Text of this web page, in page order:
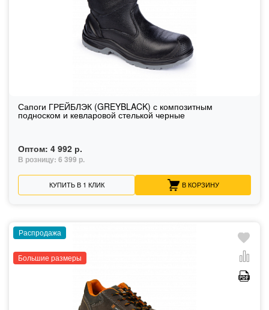
Сапоги ГРЕЙБЛЭК (GREYBLACK) с композитным
подноском и кевларовой стелькой черные
Оптом: 4 992 р.
В розницу: 6 399 р.
КУПИТЬ В 1 КЛИК В КОРЗИНУ
Распродажа
Большие размеры